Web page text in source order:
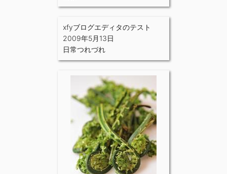
xfyブログエディタのテスト
2009年5月13日
日常つれづれ